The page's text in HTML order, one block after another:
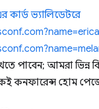
কার্ড ভ্যালিডেটরে
পাবেন; আমরা ভিন্ন
কনফারেন্স হোম